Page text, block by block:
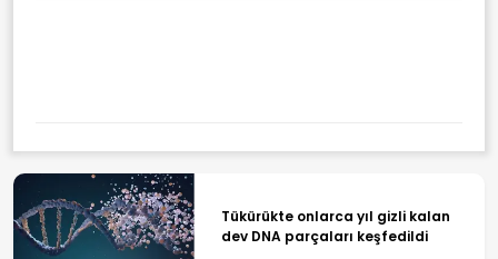
Tükürükte onlarca yıl gizli kalan
dev DNA parçaları keşfedildi